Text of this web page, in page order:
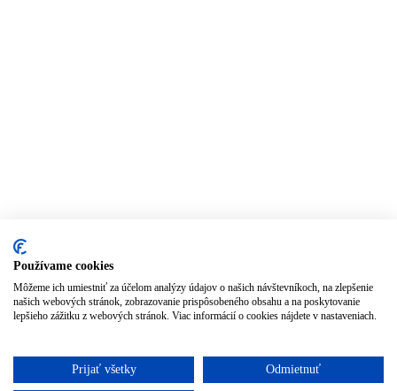
Používame cookies
Môžeme ich umiestniť za účelom analýzy údajov o našich návštevníkoch, na zlepšenie
našich webových stránok, zobrazovanie prispôsobeného obsahu a na poskytovanie
lepšieho zážitku z webových stránok. Viac informácií o cookies nájdete v nastaveniach.
Prijať všetky Odmietnuť